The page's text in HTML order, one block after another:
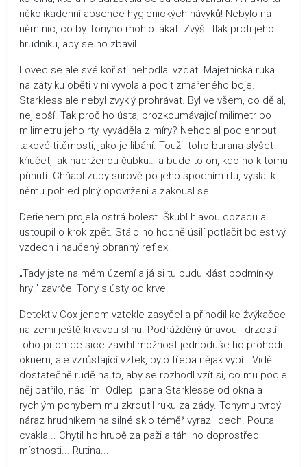
několikadenní absence hygienických návyků! Nebylo na
něm nic, co by Tonyho mohlo lákat. Zvýšil tlak proti jeho
hrudníku, aby se ho zbavil.
Lovec se ale své kořisti nehodlal vzdát. Majetnická ruka
na zátylku oběti v ní vyvolala pocit zmařeného boje.
Starkless ale nebyl zvyklý prohrávat. Byl ve všem, co dělal,
nejlepší. Tak proč ho ústa, prozkoumávající milimetr po
milimetru jeho rty, vyváděla z míry? Nehodlal podlehnout
takové titěrnosti, jako je líbání. Toužil toho burana slyšet
kňučet, jak nadrženou čubku… a bude to on, kdo ho k tomu
přinutí. Chňapl zuby surově po jeho spodním rtu, vyslal k
němu pohled plný opovržení a zakousl se.
Derienem projela ostrá bolest. Škubl hlavou dozadu a
ustoupil o krok zpět. Stálo ho hodně úsilí potlačit bolestivý
vzdech i naučený obranný reflex.
„Tady jste na mém území a já si tu budu klást podmínky
hry!" zavrčel Tony s ústy od krve.
Detektiv Cox jenom vztekle zasyčel a přihodil ke žvýkačce
na zemi ještě krvavou slinu. Podrážděný únavou i drzostí
toho pitomce sice zavrhl možnost jednoduše ho prohodit
oknem, ale vzrůstající vztek, bylo třeba nějak vybít. Viděl
dostatečně rudě na to, aby se rozhodl vzít si, co mu podle
něj patřilo, násilím. Odlepil pana Starklesse od okna a
rychlým pohybem mu zkroutil ruku za zády. Tonymu tvrdý
náraz hrudníkem na silné sklo téměř vyrazil dech. Pouta
cvakla... Chytil ho hrubě za paži a táhl ho doprostřed
místnosti... Rutina...